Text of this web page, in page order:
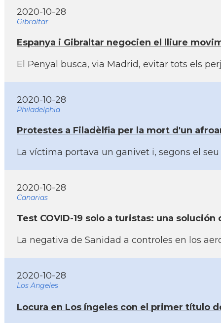
2020-10-28
Gibraltar
Espanya i Gibraltar negocien el lliure
El Penyal busca, via Madrid, evitar tots els
2020-10-28
Philadelphia
Protestes a Filadèlfia per la mort d'un
La ví­ctima portava un ganivet i, segons el
2020-10-28
Canarias
Test COVID-19 solo a turistas: una
La negativa de Sanidad a controles en los
2020-10-28
Los Angeles
Locura en Los íngeles con el primer tí­tulo